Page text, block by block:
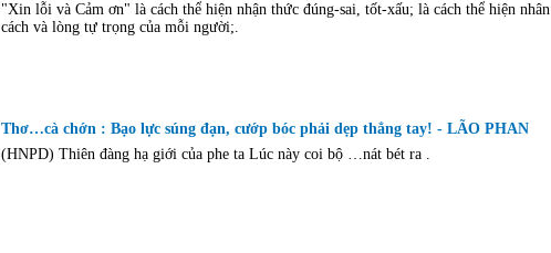
"Xin lỗi và Cảm ơn" là cách thể hiện nhận thức đúng-sai, tốt-xấu; là cách thể hiện nhân
cách và lòng tự trọng của mỗi người;.
Thơ…cà chớn : Bạo lực súng đạn, cướp bóc phải dẹp thẳng tay! - LÃO PHAN
(HNPD) Thiên đàng hạ giới của phe ta Lúc này coi bộ …nát bét ra .